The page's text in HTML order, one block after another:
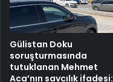
Gülistan Doku
soruşturmasında
tutuklanan Mehmet
Aca’nın savcılık ifadesi: